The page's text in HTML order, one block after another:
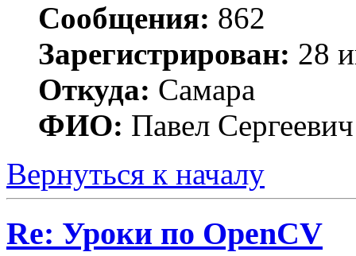
Сообщения: 862
Зарегистрирован: 28
Откуда: Самара
ФИО: Павел Сергеевич
Вернуться к началу
Re: Уроки по OpenCV